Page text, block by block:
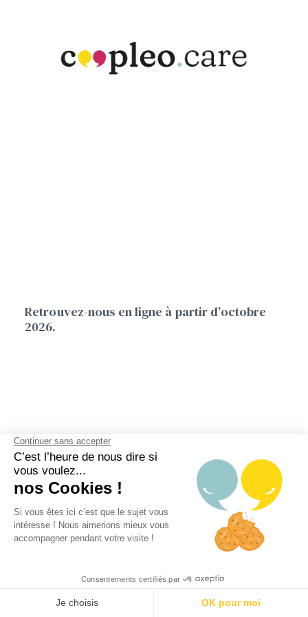
Retrouvez-nous en ligne à partir d’octobre
2026.